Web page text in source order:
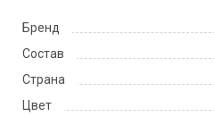
Бренд
Состав
Страна
Цвет